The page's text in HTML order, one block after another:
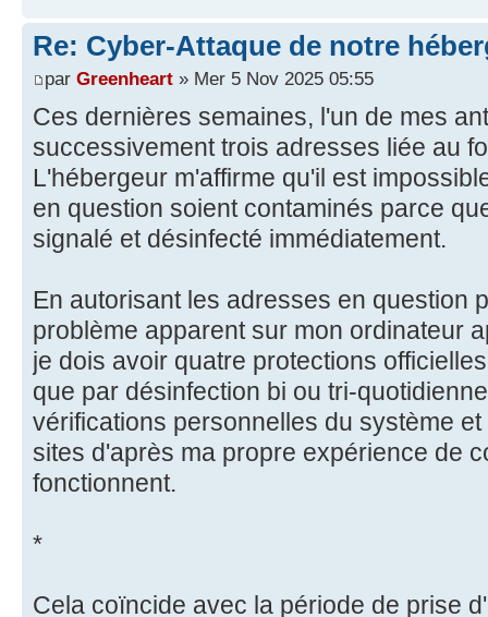
Re: Cyber-Attaque de notre
par Greenheart » Mer 5 Nov 2025 05:55
Ces dernières semaines, l'un de mes
successivement trois adresses liée au
L'hébergeur m'affirme qu'il est
en question soient contaminés parce
signalé et désinfecté immédiatement.
En autorisant les adresses en question
problème apparent sur mon ordinateur
je dois avoir quatre protections
que par désinfection bi ou tri-
vérifications personnelles du système
sites d'après ma propre expérience de
fonctionnent.
*
Cela coïncide avec la période de prise